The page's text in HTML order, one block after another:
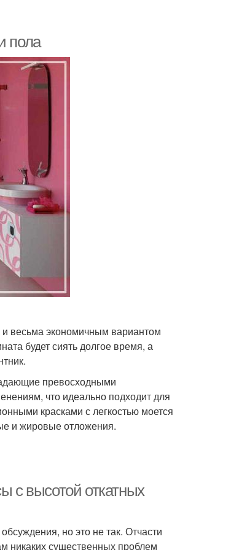
пола
и весьма экономичным вариантом
будет сиять долгое время, а
превосходными
что идеально подходит для
красками с легкостью моется
и жировые отложения.
с высотой откатных
но это не так. Отчасти
никаких существенных проблем